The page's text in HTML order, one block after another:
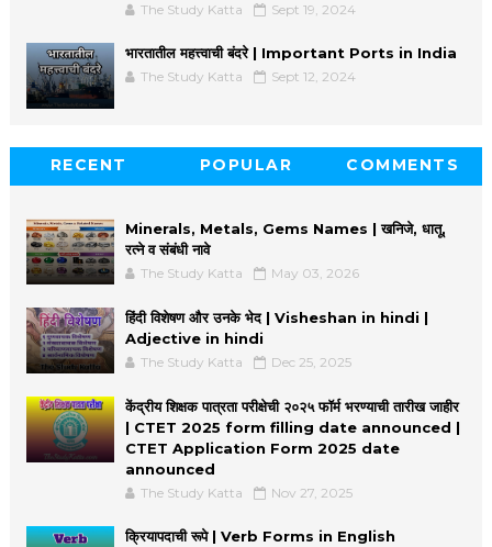
The Study Katta Sept 19, 2024
भारतातील महत्त्वाची बंदरे | Important Ports in India
The Study Katta Sept 12, 2024
RECENT POPULAR COMMENTS
Minerals, Metals, Gems Names | खनिजे, धातू,
रत्ने व संबंधी नावे
The Study Katta May 03, 2026
हिंदी विशेषण और उनके भेद | Visheshan in hindi |
Adjective in hindi
The Study Katta Dec 25, 2025
केंद्रीय शिक्षक पात्रता परीक्षेची २०२५ फॉर्म भरण्याची तारीख जाहीर
| CTET 2025 form filling date announced |
CTET Application Form 2025 date
announced
The Study Katta Nov 27, 2025
क्रियापदाची रूपे | Verb Forms in English